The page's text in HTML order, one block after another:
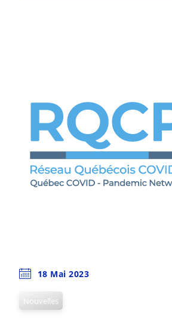
18 Mai 2023
Nouvelles